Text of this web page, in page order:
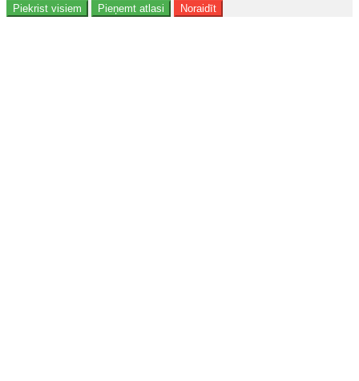
Reklāma
Piekrist visiem Pieņemt atlasi Noraidīt